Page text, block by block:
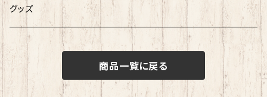
グッズ
商品一覧に戻る